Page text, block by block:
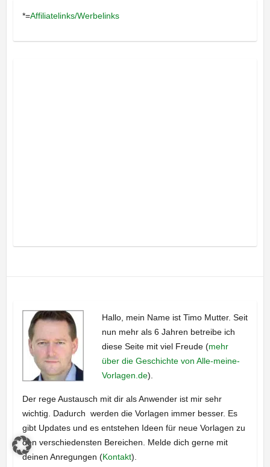
*=Affiliatelinks/Werbelinks
Hallo, mein Name ist Timo Mutter. Seit
nun mehr als 6 Jahren betreibe ich
diese Seite mit viel Freude (mehr
über die Geschichte von Alle-meine-
Vorlagen.de).
Der rege Austausch mit dir als Anwender ist mir sehr
wichtig. Dadurch werden die Vorlagen immer besser. Es
gibt Updates und es entstehen Ideen für neue Vorlagen zu
den verschiedensten Bereichen. Melde dich gerne mit
deinen Anregungen (Kontakt).